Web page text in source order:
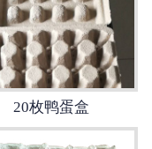
20枚鸭蛋盒